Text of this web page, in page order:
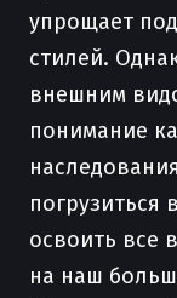
упрощает
стилей.
внешним
понимание
погрузиться
освоить все
на наш